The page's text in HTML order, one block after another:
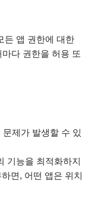
든 앱 권한에 대한
다 권한을 허용 또
제가 발생할 수 있
기능을 최적화하지
면, 어떤 앱은 위치